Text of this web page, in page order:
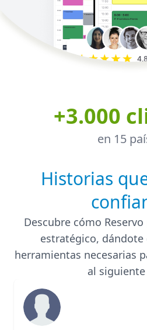
+3.000
en 15
Historias
Descubre cómo
estratégico, dándote
herramientas necesarias
al